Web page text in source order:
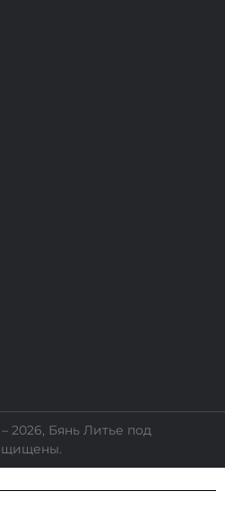
2026, Бянь Литье под